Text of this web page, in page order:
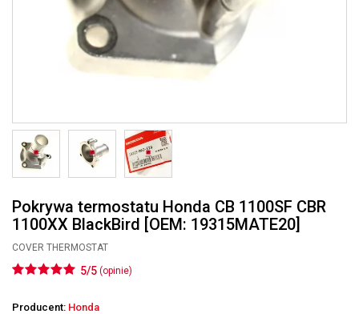
Pokrywa termostatu Honda CB 1100SF CBR
1100XX BlackBird [OEM: 19315MATE20]
COVER THERMOSTAT
5/5 (opinie)
Producent: Honda